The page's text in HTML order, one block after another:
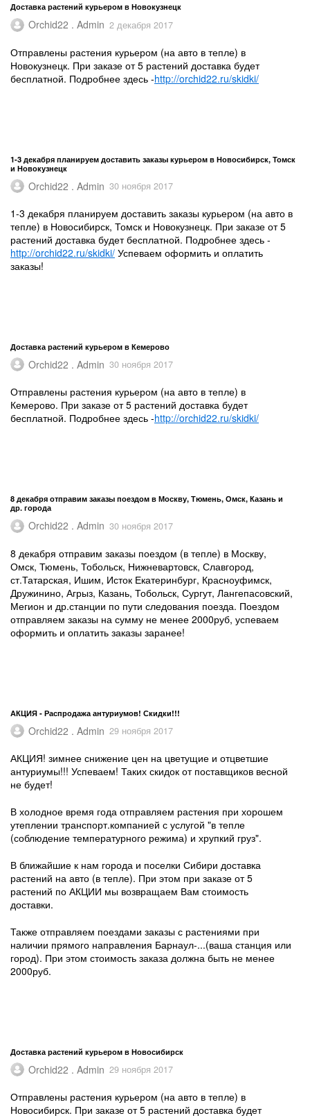
Доставка растений курьером в Новокузнецк
Orchid22 . Admin 2 декабря 2017
Отправлены растения курьером (на авто в тепле) в
Новокузнецк. При заказе от 5 растений доставка будет
бесплатной. Подробнее здесь -http://orchid22.ru/skidki/
1-3 декабря планируем доставить заказы курьером в Новосибирск, Томск
и Новокузнецк
Orchid22 . Admin 30 ноября 2017
1-3 декабря планируем доставить заказы курьером (на авто в
тепле) в Новосибирск, Томск и Новокузнецк. При заказе от 5
растений доставка будет бесплатной. Подробнее здесь -
http://orchid22.ru/skidki/ Успеваем оформить и оплатить
заказы!
Доставка растений курьером в Кемерово
Orchid22 . Admin 30 ноября 2017
Отправлены растения курьером (на авто в тепле) в
Кемерово. При заказе от 5 растений доставка будет
бесплатной. Подробнее здесь -http://orchid22.ru/skidki/
8 декабря отправим заказы поездом в Москву, Тюмень, Омск, Казань и
др. города
Orchid22 . Admin 30 ноября 2017
8 декабря отправим заказы поездом (в тепле) в Москву,
Омск, Тюмень, Тобольск, Нижневартовск, Славгород,
ст.Татарская, Ишим, Исток Екатеринбург, Красноуфимск,
Дружинино, Агрыз, Казань, Тобольск, Сургут, Лангепасовский,
Мегион и др.станции по пути следования поезда. Поездом
отправляем заказы на сумму не менее 2000руб, успеваем
оформить и оплатить заказы заранее!
АКЦИЯ - Распродажа антуриумов! Скидки!!!
Orchid22 . Admin 29 ноября 2017
АКЦИЯ! зимнее снижение цен на цветущие и отцветшие
антуриумы!!! Успеваем! Таких скидок от поставщиков весной
не будет!
В холодное время года отправляем растения при хорошем
утеплении транспорт.компанией с услугой "в тепле
(соблюдение температурного режима) и хрупкий груз".
В ближайшие к нам города и поселки Сибири доставка
растений на авто (в тепле). При этом при заказе от 5
растений по АКЦИИ мы возвращаем Вам стоимость
доставки.
Также отправляем поездами заказы с растениями при
наличии прямого направления Барнаул-...(ваша станция или
город). При этом стоимость заказа должна быть не менее
2000руб.
Доставка растений курьером в Новосибирск
Orchid22 . Admin 29 ноября 2017
Отправлены растения курьером (на авто в тепле) в
Новосибирск. При заказе от 5 растений доставка будет